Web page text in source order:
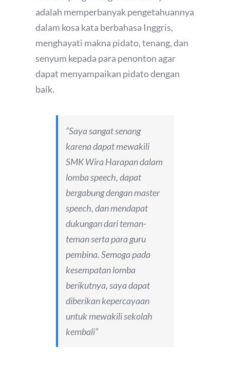
adalah memperbanyak pengetahuannya
dalam kosa kata berbahasa Inggris,
menghayati makna pidato, tenang, dan
senyum kepada para penonton agar
dapat menyampaikan pidato dengan
baik.
“Saya sangat senang
karena dapat mewakili
SMK Wira Harapan dalam
lomba speech, dapat
bergabung dengan master
speech, dan mendapat
dukungan dari teman-
teman serta para guru
pembina. Semoga pada
kesempatan lomba
berikutnya, saya dapat
diberikan kepercayaan
untuk mewakili sekolah
kembali”